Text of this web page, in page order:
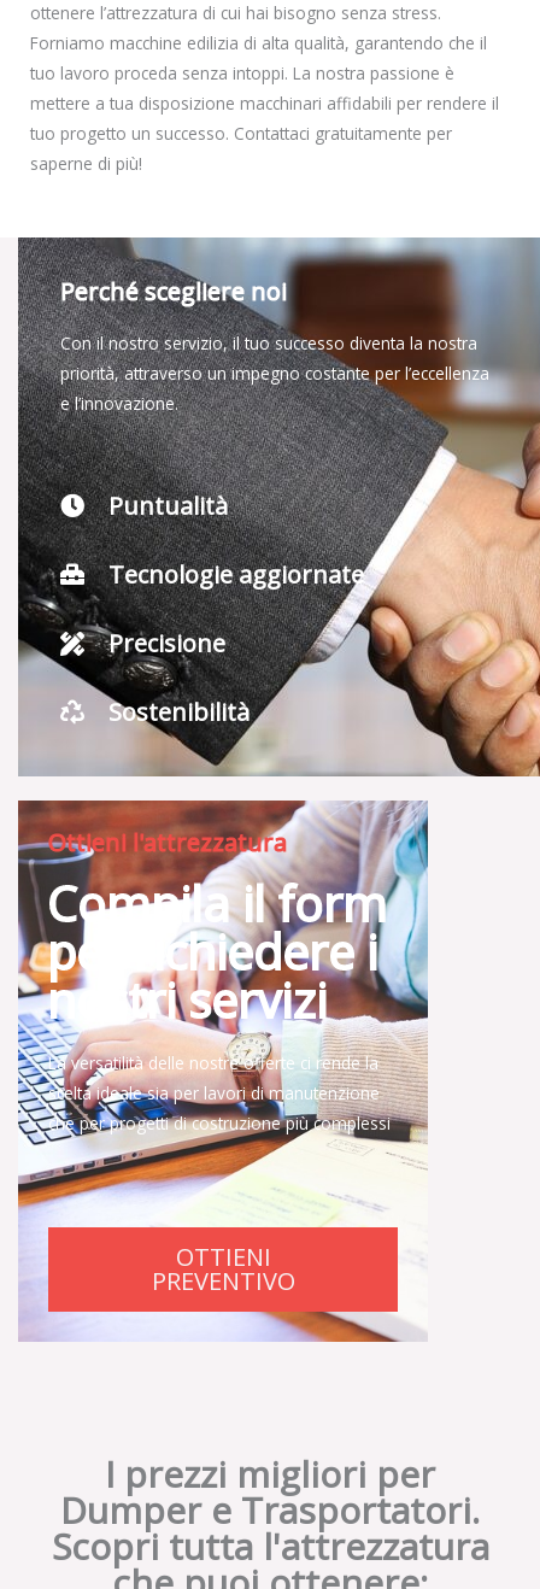
ottenere l’attrezzatura di cui hai bisogno senza stress.
Forniamo macchine edilizia di alta qualità, garantendo che il
tuo lavoro proceda senza intoppi. La nostra passione è
mettere a tua disposizione macchinari affidabili per rendere il
tuo progetto un successo. Contattaci gratuitamente per
saperne di più!
Perché scegliere noi
Con il nostro servizio, il tuo successo diventa la nostra
priorità, attraverso un impegno costante per l’eccellenza
e l’innovazione.
Puntualità
Tecnologie aggiornate
Precisione
Sostenibilità
Ottieni l'attrezzatura
Compila il form
per richiedere i
nostri servizi
La versatilità delle nostre offerte ci rende la
scelta ideale sia per lavori di manutenzione
che per progetti di costruzione più complessi
OTTIENI
PREVENTIVO
I prezzi migliori per
Dumper e Trasportatori.
Scopri tutta l'attrezzatura